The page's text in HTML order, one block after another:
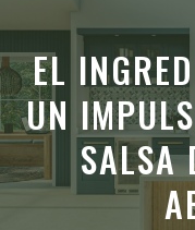
EL
UN
SALSA